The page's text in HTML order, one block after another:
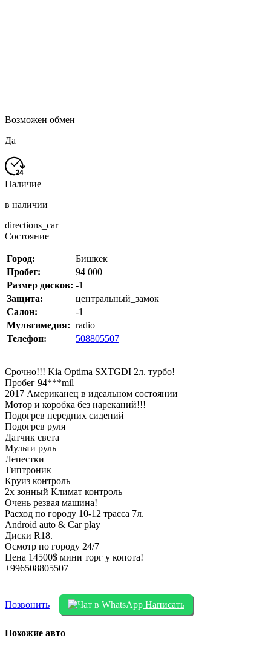
Возможен обмен
Да
Наличие
в наличии
directions_car
Состояние
Город:
Бишкек
Пробег:
94 000
Размер дисков: -1
Защита:
центральный_замок
Салон:
-1
Мультимедия: radio
Телефон:
508805507
Срочно!!! Kia Optima SXTGDI 2л. турбо!
Пробег 94***mil
2017 Американец в идеальном состоянии
Мотор и коробка без нареканий!!!
Подогрев передних сидений
Подогрев руля
Датчик света
Мульти руль
Лепестки
Типтроник
Круиз контроль
2х зонный Климат контроль
Очень резвая машина!
Расход по городу 10-12 трасса 7л.
Android auto & Car play
Диски R18.
Осмотр по городу 24/7
Цена 14500$ мини торг у копота!
+996508805507
Позвонить Написать
Похожие авто